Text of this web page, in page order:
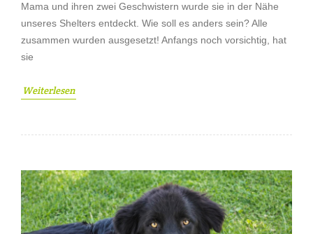
Mama und ihren zwei Geschwistern wurde sie in der Nähe
unseres Shelters entdeckt. Wie soll es anders sein? Alle
zusammen wurden ausgesetzt! Anfangs noch vorsichtig, hat
sie
Weiterlesen